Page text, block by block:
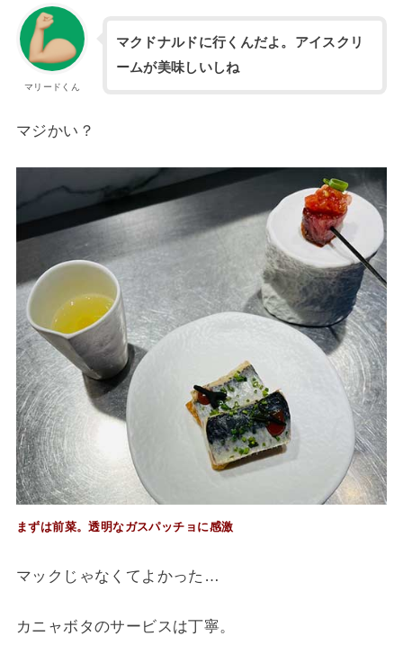
マリードくん
マクドナルドに行くんだよ。アイスクリ
ームが美味しいしね
マジかい？
まずは前菜。透明なガスパッチョに感激
マックじゃなくてよかった‍…
カニャボタのサービスは丁寧。